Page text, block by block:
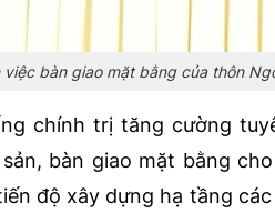
bàn giao mặt bằng của thôn
chính trị tăng cường
bàn giao mặt bằng
độ xây dựng hạ tầng